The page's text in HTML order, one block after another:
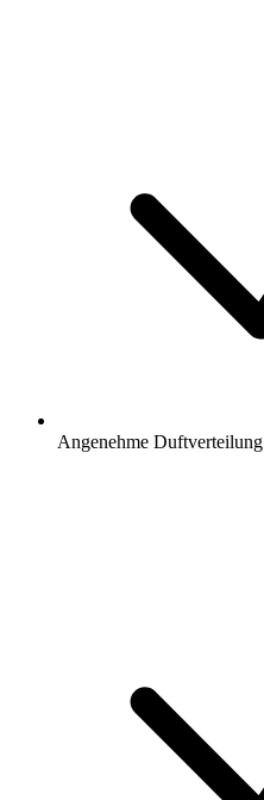
Angenehme Duftverteilung